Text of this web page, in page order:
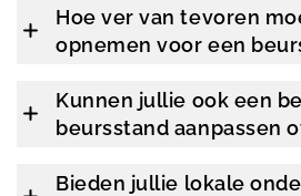
Hoe ver van tevoren
opnemen voor een
Kunnen jullie ook een
beursstand aanpassen
Bieden jullie lokale